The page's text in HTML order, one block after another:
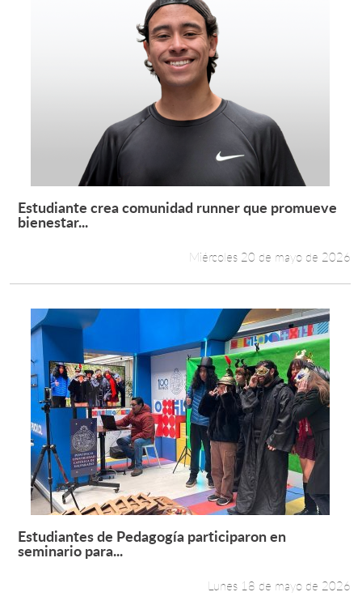
Leer más +
Estudiante crea comunidad runner que promueve
bienestar...
Miércoles 20 de mayo de 2026
Leer más +
Estudiantes de Pedagogía participaron en
seminario para...
Lunes 18 de mayo de 2026